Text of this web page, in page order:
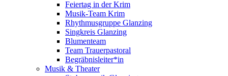
Feiertag in der Krim
Musik-Team Krim
Rhythmusgruppe Glanzing
Singkreis Glanzing
Blumenteam
Team Trauerpastoral
Begräbnisleiter*in
Musik & Theater